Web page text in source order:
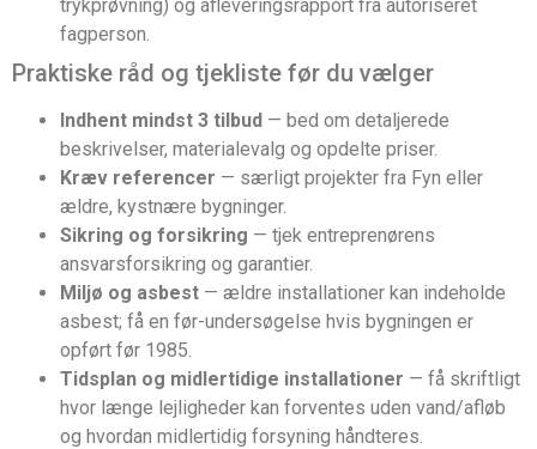
trykprøvning) og afleveringsrapport fra autoriseret
fagperson.
Praktiske råd og tjekliste før du vælger
Indhent mindst 3 tilbud — bed om detaljerede
beskrivelser, materialevalg og opdelte priser.
Kræv referencer — særligt projekter fra Fyn eller
ældre, kystnære bygninger.
Sikring og forsikring — tjek entreprenørens
ansvarsforsikring og garantier.
Miljø og asbest — ældre installationer kan indeholde
asbest; få en før-undersøgelse hvis bygningen er
opført før 1985.
Tidsplan og midlertidige installationer — få skriftligt
hvor længe lejligheder kan forventes uden vand/afløb
og hvordan midlertidig forsyning håndteres.